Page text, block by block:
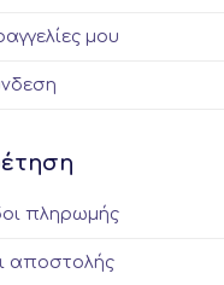
μου
πληρωμής
αποστολής